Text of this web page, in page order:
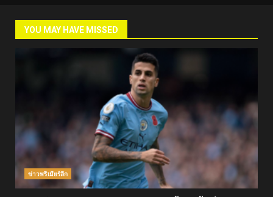
YOU MAY HAVE MISSED
ข่าวพรีเมียร์ลีก